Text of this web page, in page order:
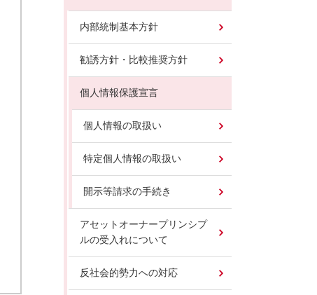
内部統制基本方針
勧誘方針・比較推奨方針
個人情報保護宣言
個人情報の取扱い
特定個人情報の取扱い
開示等請求の手続き
アセットオーナープリンシプ
ルの受入れについて
反社会的勢力への対応